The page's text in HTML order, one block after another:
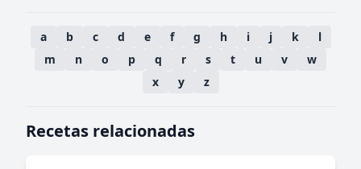
a b c d e f g h i j k
l
m
n o p q r s t u v
w
x
y z
Recetas relacionadas